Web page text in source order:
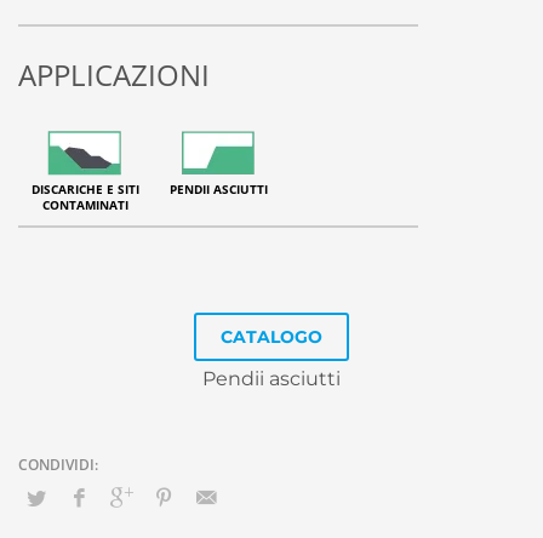
APPLICAZIONI
DISCARICHE E SITI
CONTAMINATI
PENDII ASCIUTTI
CATALOGO
Pendii asciutti